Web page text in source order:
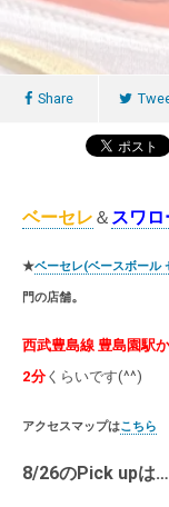
Share
ベーセレ ＆ スワ
★ベーセレ(ベースボール
門の店舗。
西武豊島線 豊島園駅
2分くらいです(^^)
アクセスマップはこちら
8/26のPick upは…